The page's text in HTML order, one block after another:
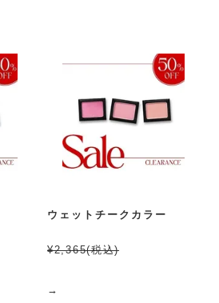
ウェットチークカラー
¥2,365(税込)
→